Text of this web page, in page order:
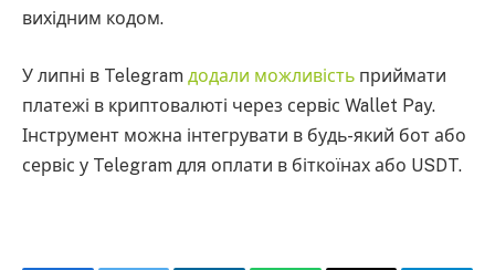
вихідним кодом.
У липні в Telegram додали можливість приймати
платежі в криптовалюті через сервіс Wallet Pay.
Інструмент можна інтегрувати в будь-який бот або
сервіс у Telegram для оплати в біткоїнах або USDT.